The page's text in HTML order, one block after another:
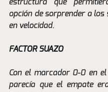
estructura que
opción de sorprender a los
en velocidad.
FACTOR SUAZO
Con el marcador 0-0 en
parecía que el empate